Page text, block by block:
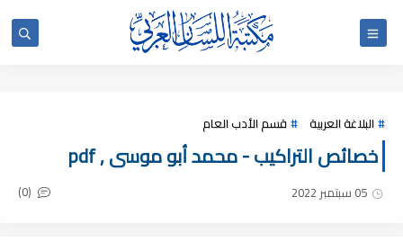
البلاغة العربية قسم الأدب العام
خصائص التراكيب - محمد أبو موسى , pdf
05 سبتمبر 2022 (0)